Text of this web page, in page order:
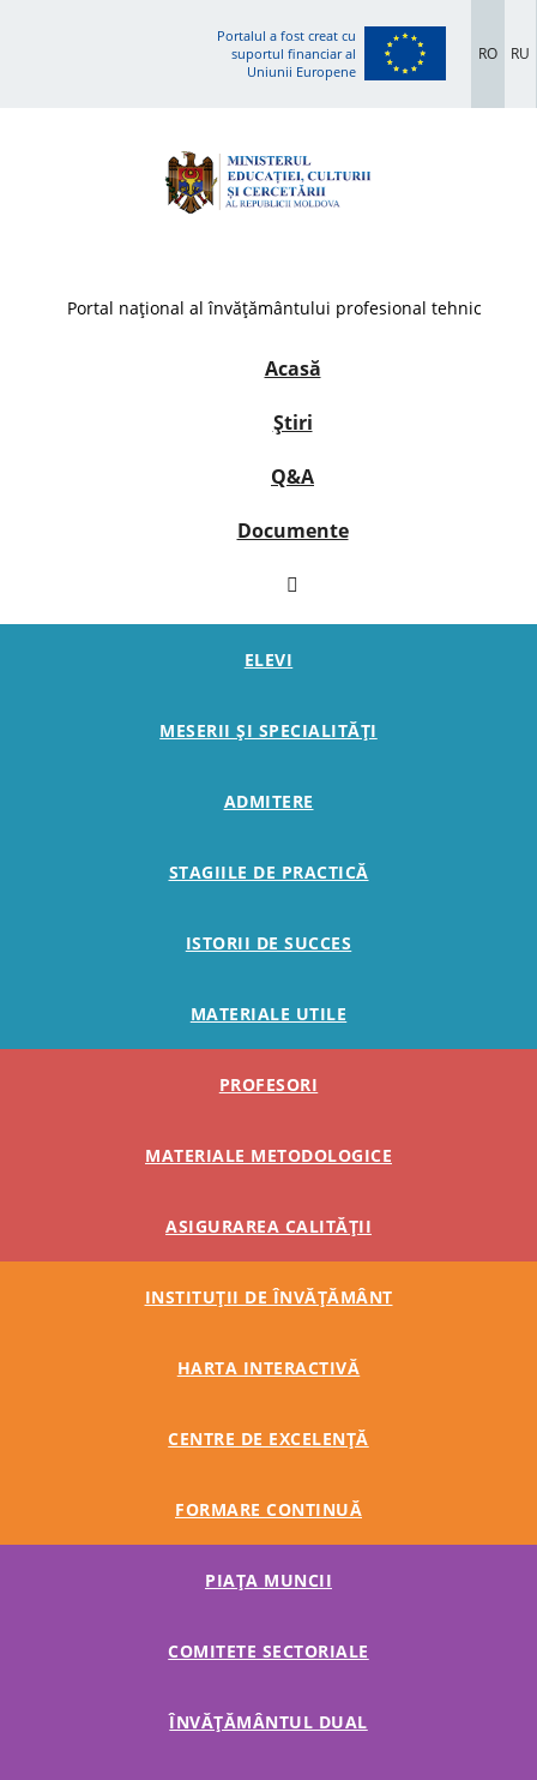
Portalul a fost creat cu
suportul financiar al
Uniunii Europene
RO RU
Portal național al învățământului profesional tehnic
Acasă
Știri
Q&A
Documente
ELEVI
MESERII ȘI SPECIALITĂȚI
ADMITERE
STAGIILE DE PRACTICĂ
ISTORII DE SUCCES
MATERIALE UTILE
PROFESORI
MATERIALE METODOLOGICE
ASIGURAREA CALITĂȚII
INSTITUȚII DE ÎNVĂȚĂMÂNT
HARTA INTERACTIVĂ
CENTRE DE EXCELENȚĂ
FORMARE CONTINUĂ
PIAȚA MUNCII
COMITETE SECTORIALE
ÎNVĂȚĂMÂNTUL DUAL